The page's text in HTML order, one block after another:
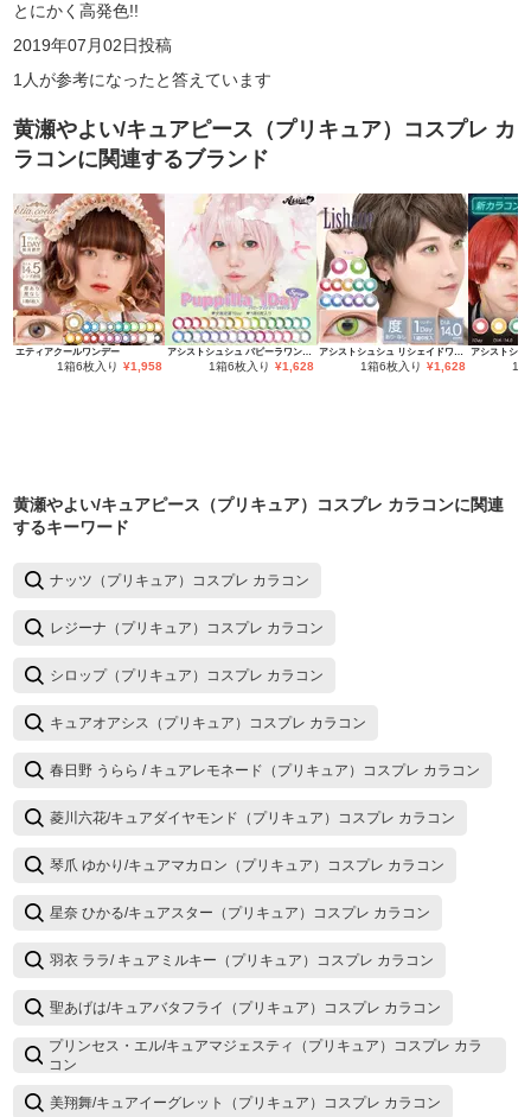
とにかく高発色!!
2019年07月02日投稿
1 人が参考になったと答えています
黄瀬やよい/キュアピース（プリキュア）コスプレ カ
ラコンに関連するブランド
エティアクールワンデー
1箱6枚入り ¥1,958
アシストシュシュ パピーラワンデー
1箱6枚入り ¥1,628
アシストシュシュ リシェイドワンデー
1箱6枚入り ¥1,628 1
黄瀬やよい/キュアピース（プリキュア）コスプレ カラコンに関連
するキーワード
ナッツ（プリキュア）コスプレ カラコン
レジーナ（プリキュア）コスプレ カラコン
シロップ（プリキュア）コスプレ カラコン
キュアオアシス（プリキュア）コスプレ カラコン
春日野 うらら / キュアレモネード（プリキュア）コスプレ カラコン
菱川六花/キュアダイヤモンド（プリキュア）コスプレ カラコン
琴爪 ゆかり/キュアマカロン（プリキュア）コスプレ カラコン
星奈 ひかる/キュアスター（プリキュア）コスプレ カラコン
羽衣 ララ/ キュアミルキー（プリキュア）コスプレ カラコン
聖あげは/キュアバタフライ（プリキュア）コスプレ カラコン
プリンセス・エル/キュアマジェスティ（プリキュア）コスプレ カラ
コン
美翔舞/キュアイーグレット（プリキュア）コスプレ カラコン